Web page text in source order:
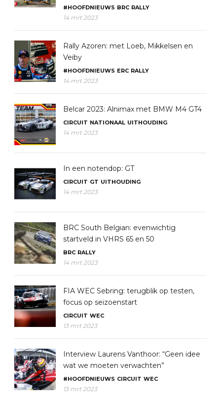
#HOOFDNIEUWS BRC RALLY
14 mrt 2023
Rally Azoren: met Loeb, Mikkelsen en
Veiby
#HOOFDNIEUWS ERC RALLY
14 mrt 2023
Belcar 2023: Alnimax met BMW M4 GT4
CIRCUIT NATIONAAL UITHOUDING
14 mrt 2023
In een notendop: GT
CIRCUIT GT UITHOUDING
14 mrt 2023
BRC South Belgian: evenwichtig
startveld in VHRS 65 en 50
BRC RALLY
14 mrt 2023
FIA WEC Sebring: terugblik op testen,
focus op seizoenstart
CIRCUIT WEC
13 mrt 2023
Interview Laurens Vanthoor: “Geen idee
wat we moeten verwachten”
#HOOFDNIEUWS CIRCUIT WEC
13 mrt 2023